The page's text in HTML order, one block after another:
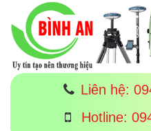
Liên hệ:
Hotline: